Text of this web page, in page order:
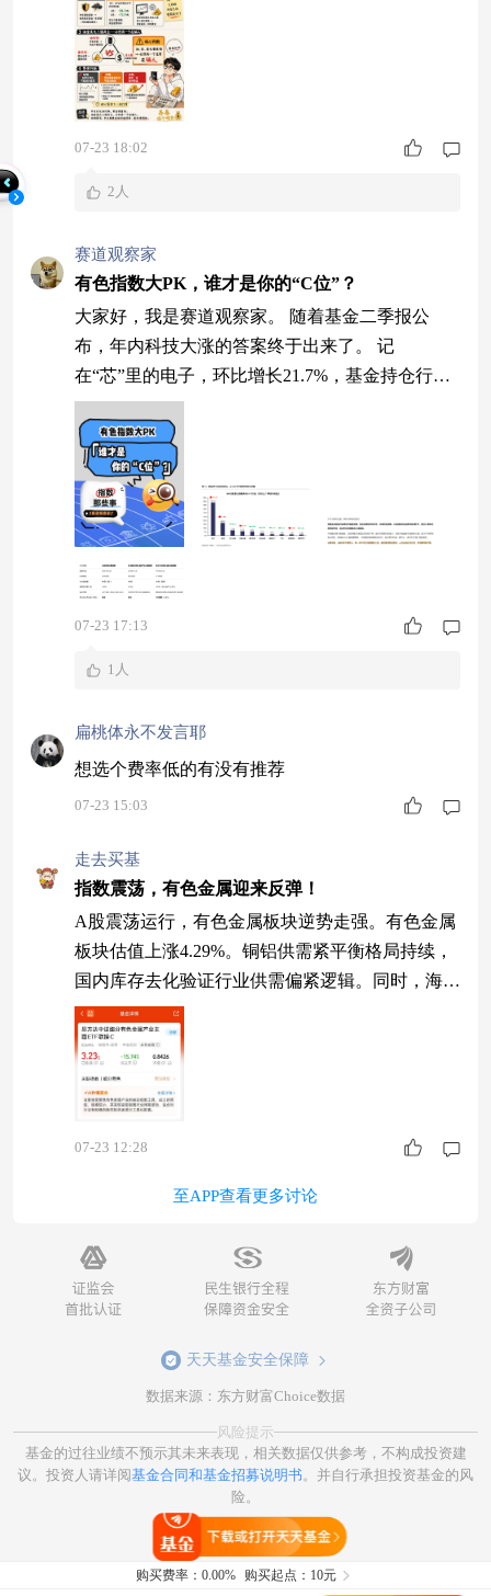
球油管子”通行量骤降。市场吓得够呛，生怕石油
运不出来，布伦特原油从80美元附近一路蹿到92美
元，单日最大涨幅超过9%。简单粗暴就是：打
07-23 18:02
2人
赛道观察家
有色指数大PK，谁才是你的“C位”？
大家好，我是赛道观察家。 随着基金二季报公
布，年内科技大涨的答案终于出来了。 记
在“芯”里的电子，环比增长21.7%，基金持仓行业
占比达到43.6%。 站在“光”里的通信，环比增长3.
8%，基金持仓行业占比达到16.9%。 电子+通信两
者行业占比合计60.5%，极致的抱团，引发轰轰烈
烈的科技牛。 很多朋友担心，科技高权重占比，
往上空间已经很小了，是不是应该撤退了。 我有
不同的观点，如果只是看行业占
07-23 17:13
1人
扁桃体永不发言耶
想选个费率低的有没有推荐
07-23 15:03
走去买基
指数震荡，有色金属迎来反弹！
A股震荡运行，有色金属板块逆势走强。有色金属
板块估值上涨4.29%。铜铝供需紧平衡格局持续，
国内库存去化验证行业供需偏紧逻辑。同时，海外
流动性预期边际改善，对大宗商品定价形成支撑。
$易方达中证细分有色金属产业主题ETF联接C$ 跟
踪中证细分有色指数，覆盖工业金属、能源金属、
贵金属等多条细分赛道，昨日上涨3.23%。在产业
续表现。 $万家中证工业有色金属
07-23 12:28
至APP查看更多讨论
天天基金安全保障
数据来源：东方财富Choice数据
风险提示
基金的过往业绩不预示其未来表现，相关数据仅供参考，不构成投资建
议。投资人请详阅基金合同和基金招募说明书 。并自行承担投资基金的风
险。
购买费率： 0.00% 购买起点：10元
打开天天基金